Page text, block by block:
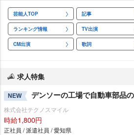
芸能人TOP 記事
ランキング情報 TV出演
CM出演 歌詞
求人特集
NEW デンソーの工場で自動車部品
株式会社テクノスマイル
時給1,800円
正社員 / 派遣社員 / 愛知県